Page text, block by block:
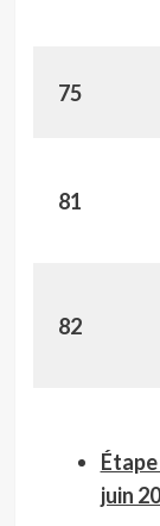
75
81
82
Étape
juin